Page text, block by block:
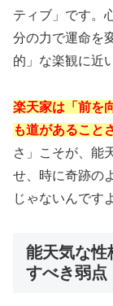
ティブ」です。
分の力で運命を
的」な楽観に近
楽天家は「前を
も道があること
さ」こそが、能
せ、時に奇跡の
じゃないんです
能天気な性
すべき弱点